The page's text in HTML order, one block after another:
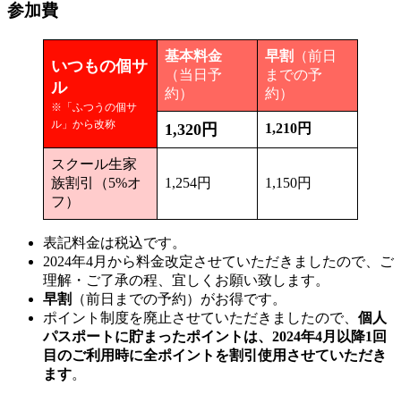
参加費
いつもの個サ
ル
※「ふつうの個サ
ル」から改称
基本料金
（当日予
約）
早割
（前日
までの予
約）
1,320円 1,210円
スクール生家
族割引（5%オ
フ）
1,254円 1,150円
表記料金は税込です。
2024年4月から料金改定させていただきましたので、ご
理解・ご了承の程、宜しくお願い致します。
早割
（前日までの予約）がお得です。
ポイント制度を廃止させていただきましたので、 個人
パスポートに貯まったポイントは、2024年4月以降1回
目のご利用時に全ポイントを割引使用させていただき
ます。